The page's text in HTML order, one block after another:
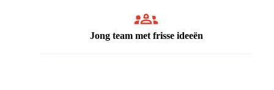
Jong team met frisse ideeën